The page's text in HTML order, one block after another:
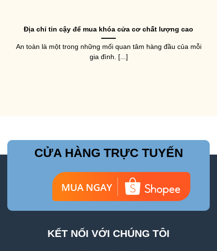
Địa chỉ tin cậy để mua khóa cửa cơ chất lượng cao
An toàn là một trong những mối quan tâm hàng đầu của mỗi
gia đình. [...]
CỬA HÀNG TRỰC TUYẾN
KẾT NỐI VỚI CHÚNG TÔI